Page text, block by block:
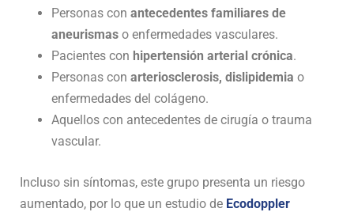
Personas con antecedentes familiares de
aneurismas o enfermedades vasculares.
Pacientes con hipertensión arterial crónica.
Personas con arteriosclerosis, dislipidemia o
enfermedades del colágeno.
Aquellos con antecedentes de cirugía o trauma
vascular.
Incluso sin síntomas, este grupo presenta un riesgo
aumentado, por lo que un estudio de Ecodoppler